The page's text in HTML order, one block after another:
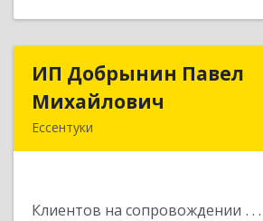
ИП Добрынин Павел
Михайлович
Ессентуки
Клиентов на сопровождении
ИП